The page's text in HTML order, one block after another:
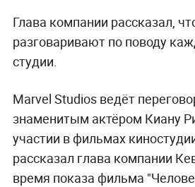
Глава компании рассказал,
разговаривают по поводу
студии.
Marvel Studios ведёт
знаменитым актёром Киану
участии в фильмах
рассказал глава компании
время показа фильма